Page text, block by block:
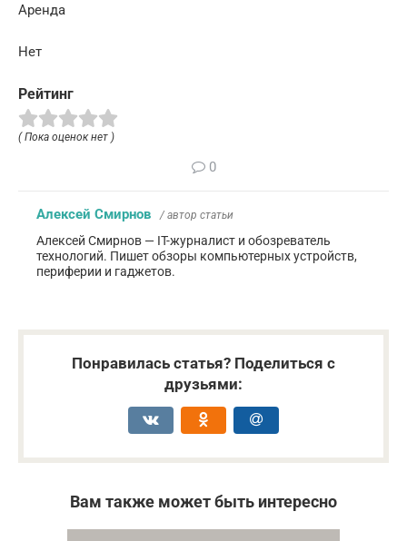
Аренда
Нет
Рейтинг
( Пока оценок нет )
0
Алексей Смирнов / автор статьи
Алексей Смирнов — IT-журналист и обозреватель
технологий. Пишет обзоры компьютерных устройств,
периферии и гаджетов.
Понравилась статья? Поделиться с
друзьями:
Вам также может быть интересно